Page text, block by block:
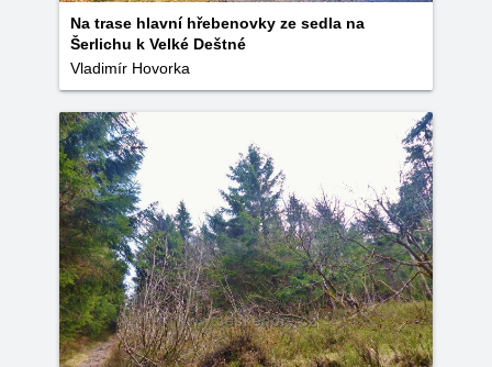
Na trase hlavní hřebenovky ze sedla na
Šerlichu k Velké Deštné
Vladimír Hovorka